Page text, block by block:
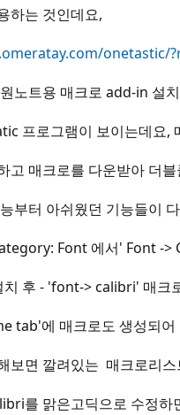
하는 것인데요,
onetastic/
노트용 매크로 add-in 설
프로그램이 보이는데요,
고 매크로를 다운받아 더
부터 아쉬웠던 기능들이
Font 에서' Font ->
후 - 'font-> calibri' 매크
tab'에 매크로도 생성되
보면 깔려있는 매크로리
를 맑은고딕으로 수정하